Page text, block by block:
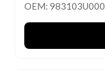
OEM: 983103U000